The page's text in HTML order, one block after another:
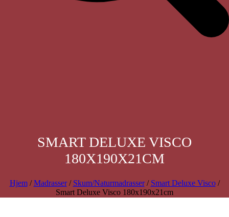
SMART DELUXE VISCO
180X190X21CM
Hjem/Madrasser/ Skum/Naturmadrasser/ Smart Deluxe Visco/
Smart Deluxe Visco 180x190x21cm